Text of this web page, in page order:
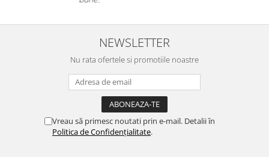
NEWSLETTER
Nu rata ofertele si promotiile noastre
Vreau să primesc noutati prin e-mail. Detalii în
Politica de Confidențialitate.